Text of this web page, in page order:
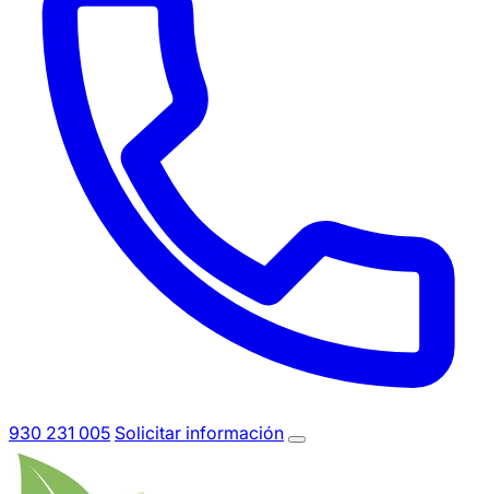
930 231 005 Solicitar información